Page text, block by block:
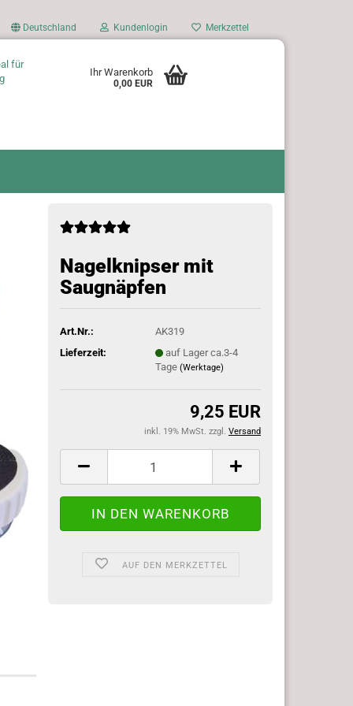
Deutschland Kundenlogin Merkzettel
für
Ihr Warenkorb
0,00 EUR
Nagelknipser mit
Saugnäpfen
Art.Nr.:
AK319
Lieferzeit:
auf Lager ca.3-4
Tage(Werktage)
9,25 EUR
inkl. 19% MwSt. zzgl. Versand
AUF DEN MERKZETTEL